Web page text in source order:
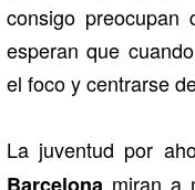
consigo
esperan que
el foco y centrarse
La juventud por
miran a